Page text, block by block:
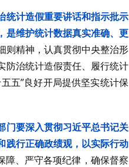
统计造假重要讲话和指示批示
是维护统计数据真实准确、更
则精神，认真贯彻中央整治形
防治统计造假责任、履行统计
五”良好开局提供坚实统计保
门要深入贯彻习近平总书记关
践行正确政绩观，以实际行动
障、严守各项纪律，确保督察